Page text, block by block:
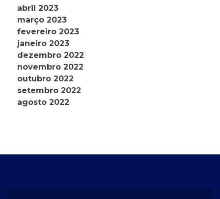
abril 2023
março 2023
fevereiro 2023
janeiro 2023
dezembro 2022
novembro 2022
outubro 2022
setembro 2022
agosto 2022